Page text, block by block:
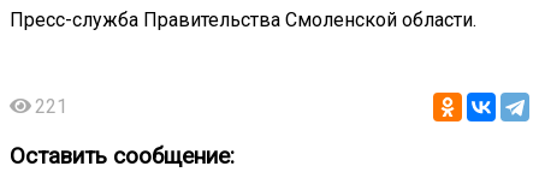
Пресс-служба Правительства Смоленской области.
221
Оставить сообщение: